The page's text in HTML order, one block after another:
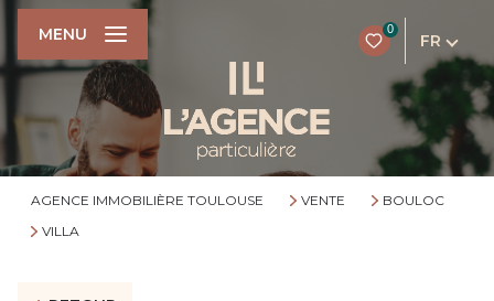
0
FR
MENU
AGENCE IMMOBILIÈRE TOULOUSE VENTE
BOULOC
VILLA